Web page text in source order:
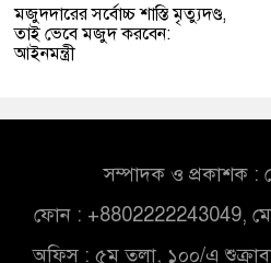
মজুদদারের সর্বোচ্চ শাস্তি মৃত্যুদণ্ড,
তাই ভেবে মজুদ করবেন:
আইনমন্ত্রী
সম্পাদক ও প্রকাশক :
ফোন : +8802222243049,
অফিস : ৫ম তলা, ১০০/এ